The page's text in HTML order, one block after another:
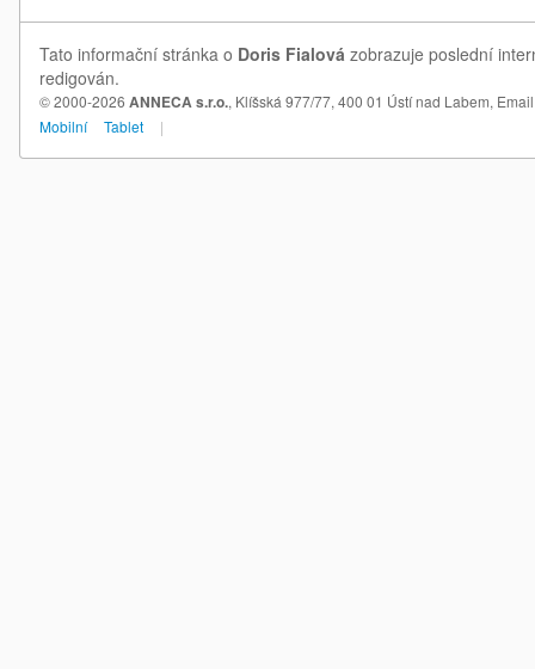
Tato informační stránka o Doris Fialová zobrazuje poslední
redigován.
© 2000-2026 ANNECA s.r.o., Klíšská 977/77, 400 01 Ústí nad Labem,
Mobilní
Tablet |